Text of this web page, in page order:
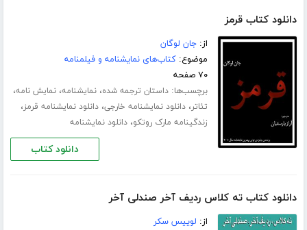
دانلود کتاب قرمز
از:جان لوگان
موضوع:کتاب‌های نمایشنامه و فیلمنامه
۷۰ صفحه
برچسب‌ها:داستان ترجمه شده،نمایشنامه،نمایش نامه،
تئاتر،دانلود نمایشنامه خارجی،دانلود نمایشنامه قرمز،
زندگینامه مارک روتکو،دانلود نمایشنامه
دانلود کتاب
دانلود کتاب ته کلاس ردیف آخر صندلی آخر
از: لوییس سکر